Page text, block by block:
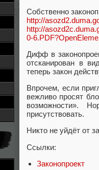
Собственно
http://
http://
0-
Дифф в
отсканирован в
теперь закон
Впрочем, если
вежливо просят
возможности».
присутствовать.
Никто не уйдёт от
Ссылки:
Законопроект